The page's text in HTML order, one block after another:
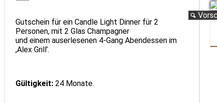
Gutschein für ein Candle Light Dinner für 2
Personen, mit 2 Glas Champagner
und einem auserlesenen 4-Gang Abendessen im
,Alex Grill’.
Gültigkeit: 24 Monate.